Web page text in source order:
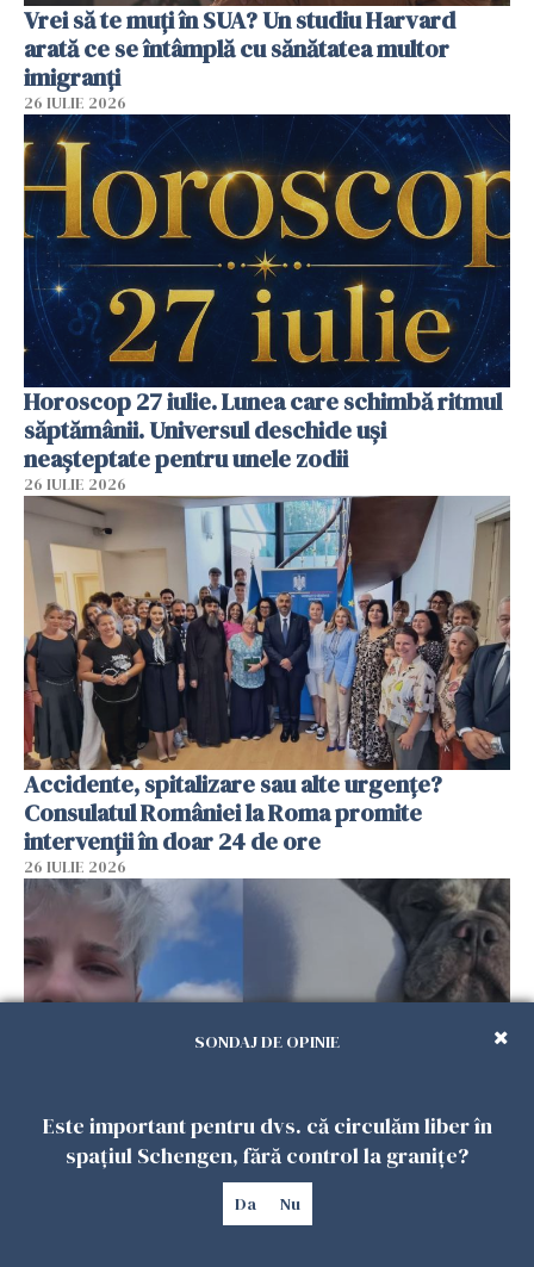
Vrei să te muți în SUA? Un studiu Harvard
arată ce se întâmplă cu sănătatea multor
imigranți
26 IULIE 2026
Horoscop 27 iulie. Lunea care schimbă ritmul
săptămânii. Universul deschide uși
neașteptate pentru unele zodii
26 IULIE 2026
Accidente, spitalizare sau alte urgențe?
Consulatul României la Roma promite
intervenții în doar 24 de ore
26 IULIE 2026
Ce a pățit o româncă în timp ce își plimba
câinele în Germania. Mesajul ei a stârnit
SONDAJ DE OPINIE
Este important pentru dvs. că circulăm liber în
spațiul Schengen, fără control la granițe?
Da Nu